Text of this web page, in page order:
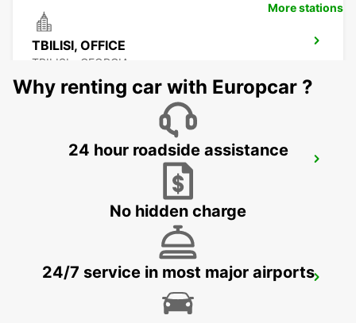
TBILISI, OFFICE
TBILISI - GEORGIA
YEREVAN DOWNTOWN OFFICE
YEREVAN INTERNATIONAL AIRPORT
More stations
Why renting car with Europcar ?
24 hour roadside assistance
No hidden charge
24/7 service in most major airports